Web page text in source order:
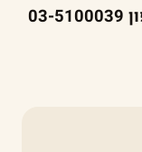
שני-רביעי 12-14.6 | הזמנות בטלפון 03-5100039